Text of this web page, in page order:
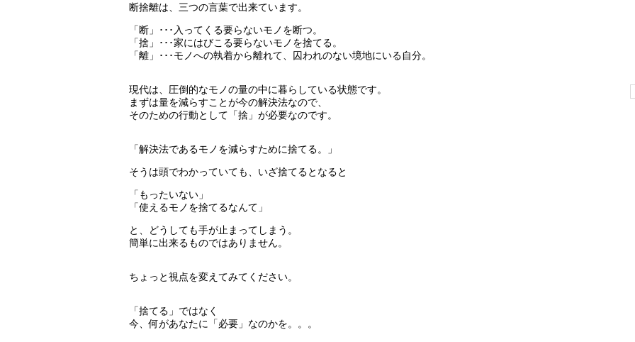
断捨離は、三つの言葉で出来ています。
「断」･･･入ってくる要らないモノを断つ。
「捨」･･･家にはびこる要らないモノを捨てる。
「離」･･･モノへの執着から離れて、囚われのない境地にいる自分。
現代は、圧倒的なモノの量の中に暮らしている状態です。
まずは量を減らすことが今の解決法なので、
そのための行動として「捨」が必要なのです。
「解決法であるモノを減らすために捨てる。」
そうは頭でわかっていても、いざ捨てるとなると
「もったいない」
「使えるモノを捨てるなんて」
と、どうしても手が止まってしまう。
簡単に出来るものではありません。
ちょっと視点を変えてみてください。
「捨てる」ではなく
今、何があなたに「必要」なのかを。。。